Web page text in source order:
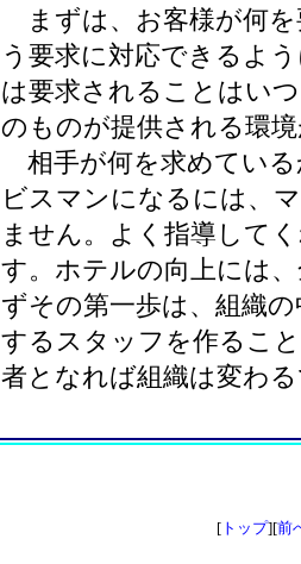
まずは、お客様が何
う要求に対応できるよ
は要求されることはい
のものが提供される環
相手が何を求めてい
ビスマンになるには、
ません。よく指導して
す。ホテルの向上には
ずその第一歩は、組織
するスタッフを作るこ
者となれば組織は変わ
[トップ][前